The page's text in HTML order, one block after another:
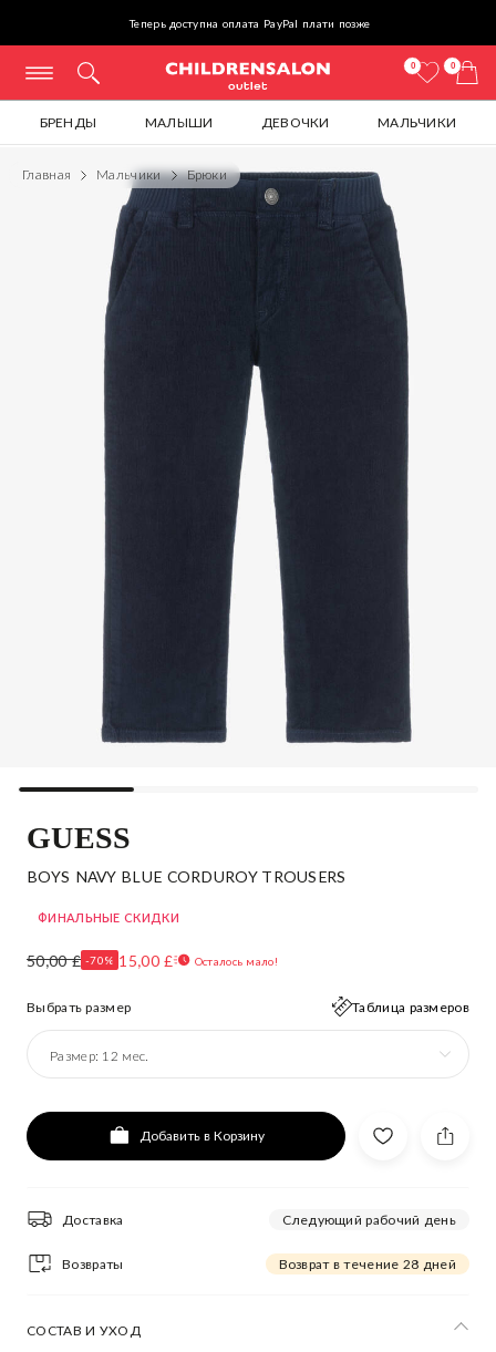
Теперь доступна оплата PayPal плати позже
0 0
БРЕНДЫ МАЛЫШИ ДЕВОЧКИ МАЛЬЧИКИ
Главная Мальчики Брюки
GUESS
BOYS NAVY BLUE CORDUROY TROUSERS
ФИНАЛЬНЫЕ СКИДКИ
50,00 £ -70% 15,00 £ Осталось мало!
Выбрать размер Таблица размеров
Размер: 12 мес.
Добавить в Корзину
Доставка Следующий рабочий день
Возвраты Возврат в течение 28 дней
СОСТАВ И УХОД